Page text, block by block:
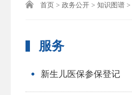
 首页 > 政务公开 > 知识图谱 >
服务
新生儿医保参保登记